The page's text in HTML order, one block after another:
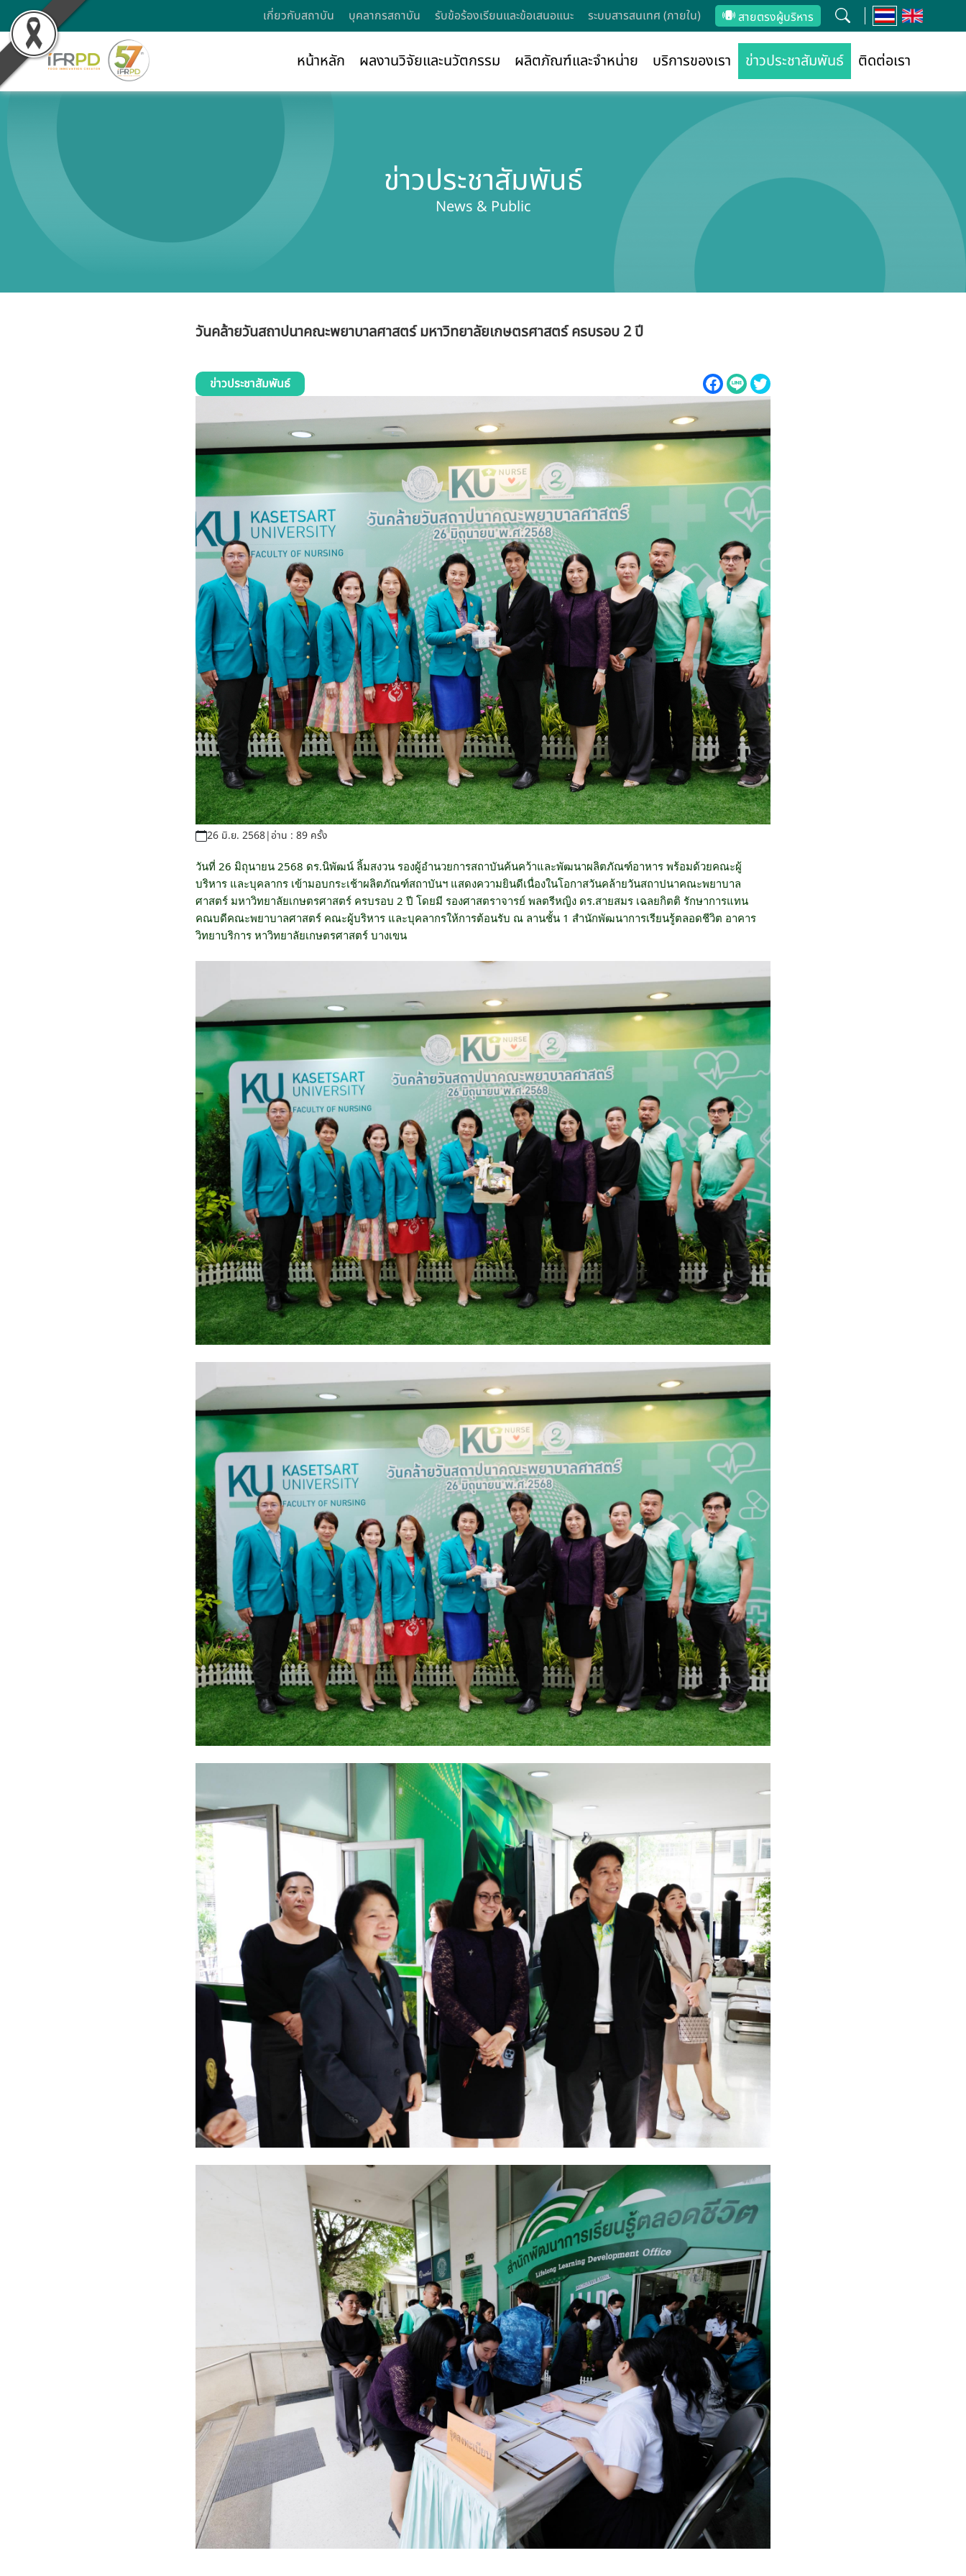
เกี่ยวกับสถาบัน บุคลากรสถาบัน รับข้อร้องเรียนและข้อเสนอแนะ ระบบสารสนเทศ (ภายใน) สายตรงผู้บริหาร
หน้าหลัก ผลงานวิจัยและนวัตกรรม ผลิตภัณฑ์และจำหน่าย บริการของเรา ข่าวประชาสัมพันธ์ ติดต่อเรา
ข่าวประชาสัมพันธ์
News & Public
วันคล้ายวันสถาปนาคณะพยาบาลศาสตร์ มหาวิทยาลัยเกษตรศาสตร์ ครบรอบ 2 ปี
ข่าวประชาสัมพันธ์
26 มิ.ย. 2568|อ่าน : 89 ครั้ง
วันที่ 26 มิถุนายน 2568 ดร.นิพัฒน์ ลิ้มสงวน รองผู้อำนวยการสถาบันค้นคว้าและพัฒนาผลิตภัณฑ์อาหาร พร้อมด้วยคณะผู้
บริหาร และบุคลากร เข้ามอบกระเช้าผลิตภัณฑ์สถาบันฯ แสดงความยินดีเนื่องในโอกาสวันคล้ายวันสถาปนาคณะพยาบาล
ศาสตร์ มหาวิทยาลัยเกษตรศาสตร์ ครบรอบ 2 ปี โดยมี รองศาสตราจารย์ พลตรีหญิง ดร.สายสมร เฉลยกิตติ รักษาการแทน
คณบดีคณะพยาบาลศาสตร์ คณะผู้บริหาร และบุคลากรให้การต้อนรับ ณ ลานชั้น 1 สำนักพัฒนาการเรียนรู้ตลอดชีวิต อาคาร
วิทยาบริการ หาวิทยาลัยเกษตรศาสตร์ บางเขน